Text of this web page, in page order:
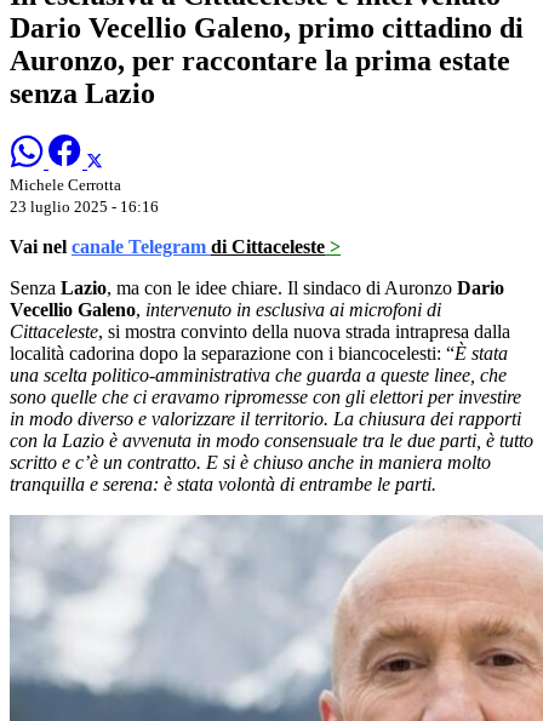
Dario Vecellio Galeno, primo cittadino di
Auronzo, per raccontare la prima estate
senza Lazio
Michele Cerrotta
23 luglio 2025 - 16:16
Vai nel canale Telegram di Cittaceleste >
Senza Lazio, ma con le idee chiare. Il sindaco di Auronzo Dario
Vecellio Galeno, intervenuto in esclusiva ai microfoni di
Cittaceleste, si mostra convinto della nuova strada intrapresa dalla
località cadorina dopo la separazione con i biancocelesti: “È stata
una scelta politico-amministrativa che guarda a queste linee, che
sono quelle che ci eravamo ripromesse con gli elettori per investire
in modo diverso e valorizzare il territorio. La chiusura dei rapporti
con la Lazio è avvenuta in modo consensuale tra le due parti, è tutto
scritto e c’è un contratto. E si è chiuso anche in maniera molto
tranquilla e serena: è stata volontà di entrambe le parti.